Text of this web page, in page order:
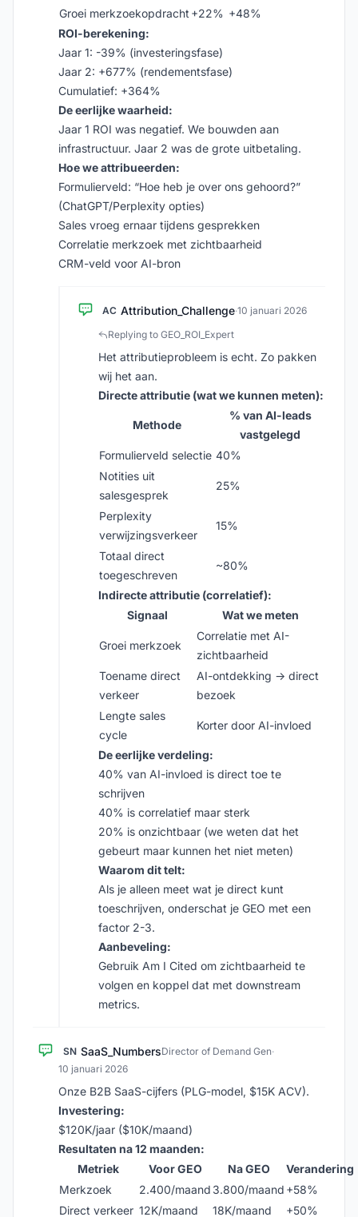
Groei merkzoekopdracht +22% +48%
ROI-berekening:
Jaar 1: -39% (investeringsfase)
Jaar 2: +677% (rendementsfase)
Cumulatief: +364%
De eerlijke waarheid:
Jaar 1 ROI was negatief. We bouwden aan
infrastructuur. Jaar 2 was de grote uitbetaling.
Hoe we attribueerden:
Formulierveld: “Hoe heb je over ons gehoord?”
(ChatGPT/Perplexity opties)
Sales vroeg ernaar tijdens gesprekken
Correlatie merkzoek met zichtbaarheid
CRM-veld voor AI-bron
AC Attribution_Challenge·10 januari 2026
Replying to GEO_ROI_Expert
Het attributieprobleem is echt. Zo pakken
wij het aan.
Directe attributie (wat we kunnen meten):
Methode
% van AI-leads
vastgelegd
Formulierveld selectie 40%
Notities uit
salesgesprek
25%
Perplexity
verwijzingsverkeer
15%
Totaal direct
toegeschreven
~80%
Indirecte attributie (correlatief):
Signaal
Wat we meten
Groei merkzoek
Correlatie met AI-
zichtbaarheid
Toename direct
verkeer
AI-ontdekking → direct
bezoek
Lengte sales
cycle
Korter door AI-invloed
De eerlijke verdeling:
40% van AI-invloed is direct toe te
schrijven
40% is correlatief maar sterk
20% is onzichtbaar (we weten dat het
gebeurt maar kunnen het niet meten)
Waarom dit telt:
Als je alleen meet wat je direct kunt
toeschrijven, onderschat je GEO met een
factor 2-3.
Aanbeveling:
Gebruik Am I Cited om zichtbaarheid te
volgen en koppel dat met downstream
metrics.
SN SaaS_NumbersDirector of Demand Gen·
10 januari 2026
Onze B2B SaaS-cijfers (PLG-model, $15K ACV).
Investering:
$120K/jaar ($10K/maand)
Resultaten na 12 maanden:
Metriek
Voor GEO Na GEO
Verandering
Merkzoek
2.400/maand 3.800/maand +58%
Direct verkeer 12K/maand 18K/maand +50%